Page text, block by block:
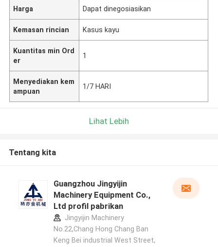
Harga Dapat dinegosiasikan
Kemasan rincian Kasus kayu
Kuantitas min Ord
er
1
Menyediakan kem
ampuan
1/7 HARI
Lihat Lebih
Tentang kita
Guangzhou Jingyijin
Machinery Equipment Co.,
Ltd profil pabrikan
Jingyijin Machinery
No.22,Chang Hong Chang Ban
Keng Bei industrial West Street,